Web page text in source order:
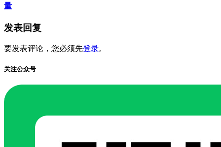
量
发表回复
要发表评论，您必须先登录。
关注公众号